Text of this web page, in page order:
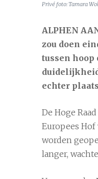
Privé foto: Tamara
ALPHEN
zou doen
tussen
echter
De Hoge
Europees
worden
langer,